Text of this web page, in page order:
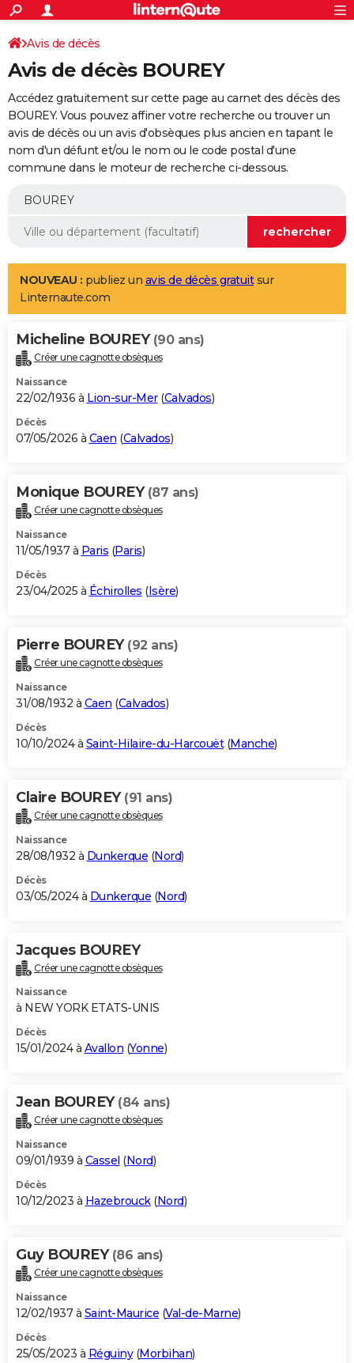
ACTUALITÉS
Politique
Société
Faits Divers
Education
Monde
Villes
+
SPORT
Coupe du monde 2026
Football
Tennis
Cyclisme
Rugby
Forum
Programme TV
TNT
Streaming
Cinéma
Sorties cinéma
Musique
+
FINANCE
Retraite
Epargne
Immobilier
Risques naturels par ville
Banque
Assurance
AUTO
Essais
Réserver un essai
Citadines
Berlines
SUV
Forum auto
+
Mobiles
Meilleur smartphone
Internet
Ordinateurs
Jeux vidéo
Guide high-tech
Aménagement intérieur
LIFESTYLE
Art de vivre
Bien-être
Loisirs
Mode
Modes de vie
Alimentation
Guide de la santé
Maladies
Médicaments
Sommeil
VOYAGE
Destinations
City break
Voyage nature
Voyage de noces
Forum
Climat
+PHOTO
GUIDES D'ACHAT
BONS PLANS
Carte de Noël
Carte Bonne année
Carte Saint-Valentin
Carte Pâques
Carte d'anniversaire
DICTIONNAIRE
Dictionnaire
Biographies
Citations
Expressions
Proverbes
PROGRAMME TV
S'inscrire
Se connecter
Lycées
Collèges
Primaires
Universités
Entreprises
Service militaire
Avis de recherche
AVIS DE DÉCÈS
Bricolage
Lifestyle
Culture
Sport
Auto
Television
Voyage
Cinema
Avis de décès
Avis de décès BOUREY
Accédez gratuitement sur cette page au carnet des décès des
BOUREY. Vous pouvez affiner votre recherche ou trouver un
avis de décès ou un avis d'obsèques plus ancien en tapant le
nom d'un défunt et/ou le nom ou le code postal d'une
commune dans le moteur de recherche ci-dessous.
NOUVEAU : publiez un avis de décès gratuitsur
Linternaute.com
Micheline BOUREY (90 ans)
Créer une cagnotte obsèques
Naissance
22/02/1936 à Lion-sur-Mer(Calvados)
Décès
07/05/2026 à Caen (Calvados)
Monique BOUREY (87 ans)
Créer une cagnotte obsèques
Naissance
11/05/1937 à Paris (Paris)
Décès
23/04/2025 à Échirolles (Isère)
Pierre BOUREY (92 ans)
Créer une cagnotte obsèques
Naissance
31/08/1932 à Caen (Calvados)
Décès
10/10/2024 à Saint-Hilaire-du-Harcouët(Manche)
Claire BOUREY (91 ans)
Créer une cagnotte obsèques
Naissance
28/08/1932 à Dunkerque (Nord)
Décès
03/05/2024 à Dunkerque (Nord)
Jacques BOUREY
Créer une cagnotte obsèques
Naissance
à NEW YORK ETATS-UNIS
Décès
15/01/2024 à Avallon (Yonne)
Jean BOUREY (84 ans)
Créer une cagnotte obsèques
Naissance
09/01/1939 à Cassel (Nord)
Décès
10/12/2023 à Hazebrouck(Nord)
Guy BOUREY (86 ans)
Créer une cagnotte obsèques
Naissance
12/02/1937 à Saint-Maurice (Val-de-Marne)
Décès
25/05/2023 à Réguiny(Morbihan)